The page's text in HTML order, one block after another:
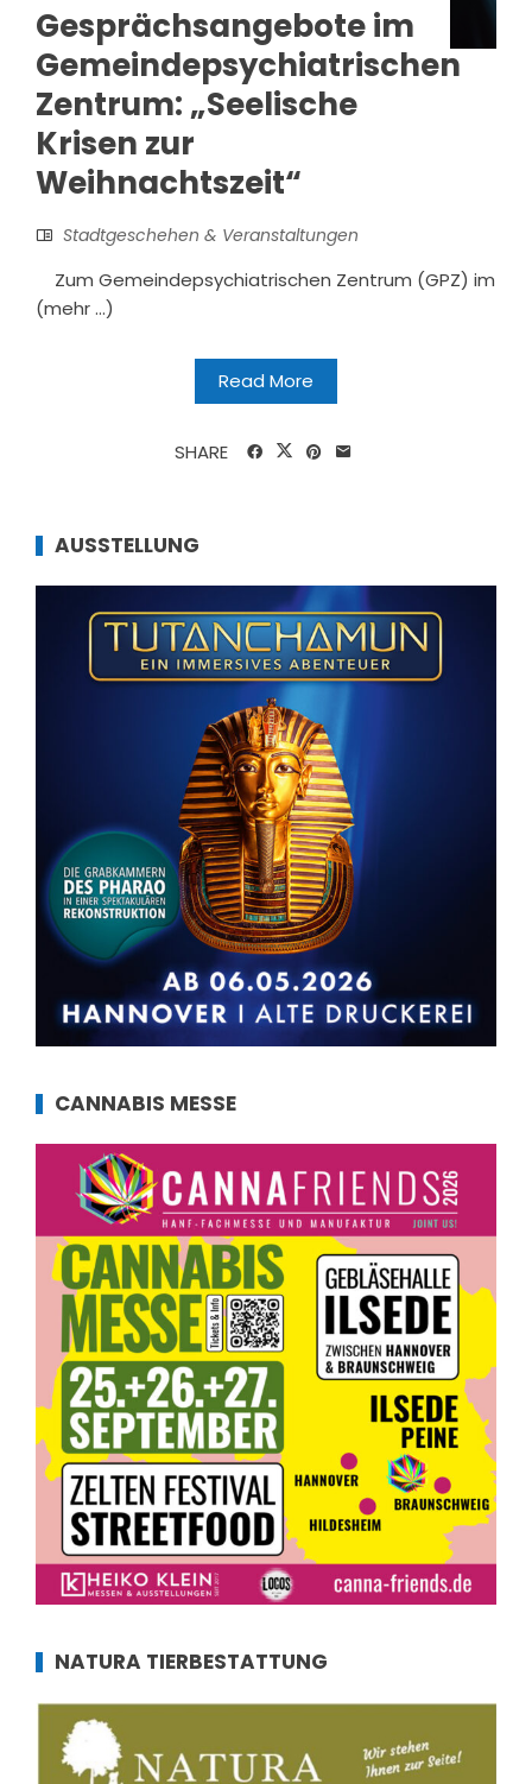
Gesprächsangebote im
Gemeindepsychiatrischen
Zentrum: „Seelische
Krisen zur
Weihnachtszeit“
Stadtgeschehen & Veranstaltungen
Zum Gemeindepsychiatrischen Zentrum (GPZ) im
(mehr …)
Read More
SHARE
AUSSTELLUNG
CANNABIS MESSE
NATURA TIERBESTATTUNG